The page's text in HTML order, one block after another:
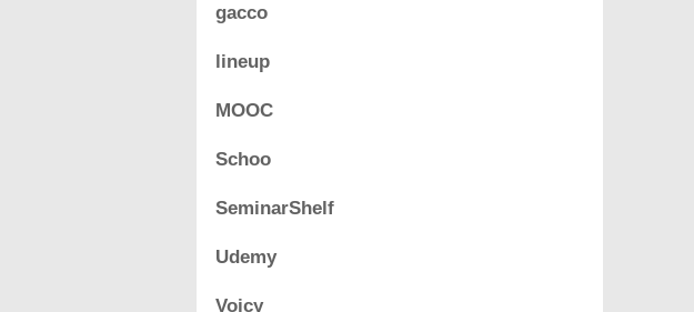
gacco
lineup
MOOC
Schoo
SeminarShelf
Udemy
Voicy